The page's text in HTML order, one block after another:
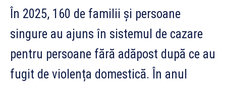
În 2025, 160 de familii și persoane
singure au ajuns în sistemul de cazare
pentru persoane fără adăpost după ce au
fugit de violența domestică. În anul